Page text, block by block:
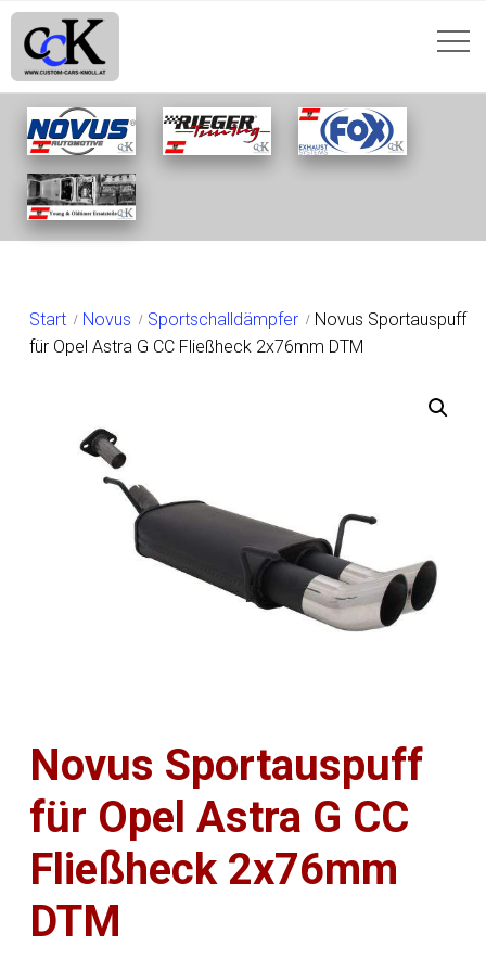
SHOP
Start Novus Sportschalldämpfer
Novus Sportauspuff
für Opel Astra G CC Fließheck 2x76mm DTM
Novus Sportauspuff
für Opel Astra G CC
Fließheck 2x76mm
DTM